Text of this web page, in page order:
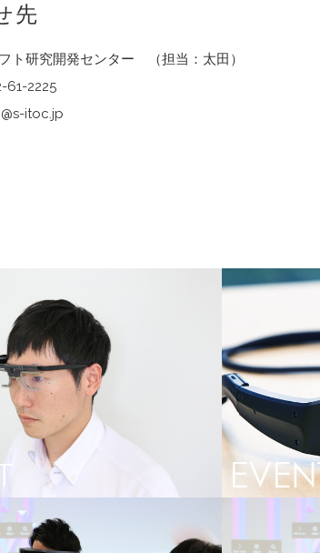
先
ト研究開発センター （担当：太田）
61-2225
itoc.jp